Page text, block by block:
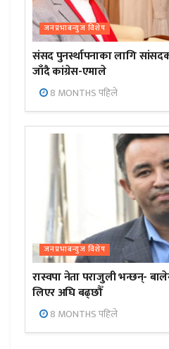
जनप्रभाबन्युज विशेष
संसद पुनर्स्थापनाका लागि
जाँदै कांग्रेस-एमाले
8 MONTHS पहिले
जनप्रभाबन्युज विशेष
रास्वपा नेता पराजुली भन्छन्-
लिएर अघि बढ्छौँ
8 MONTHS पहिले